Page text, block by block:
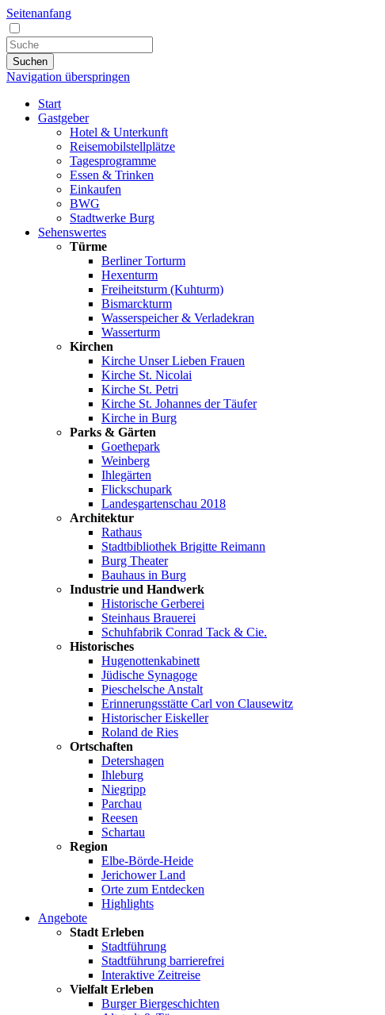
Seitenanfang
Suchen
Navigation überspringen
Start
Gastgeber
Hotel & Unterkunft
Reisemobilstellplätze
Tagesprogramme
Essen & Trinken
Einkaufen
BWG
Stadtwerke Burg
Sehenswertes
Türme
Berliner Torturm
Hexenturm
Freiheitsturm (Kuhturm)
Bismarckturm
Wasserspeicher & Verladekran
Wasserturm
Kirchen
Kirche Unser Lieben Frauen
Kirche St. Nicolai
Kirche St. Petri
Kirche St. Johannes der Täufer
Kirche in Burg
Parks & Gärten
Goethepark
Weinberg
Ihlegärten
Flickschupark
Landesgartenschau 2018
Architektur
Rathaus
Stadtbibliothek Brigitte Reimann
Burg Theater
Bauhaus in Burg
Industrie und Handwerk
Historische Gerberei
Steinhaus Brauerei
Schuhfabrik Conrad Tack & Cie.
Historisches
Hugenottenkabinett
Jüdische Synagoge
Pieschelsche Anstalt
Erinnerungsstätte Carl von Clausewitz
Historischer Eiskeller
Roland de Ries
Ortschaften
Detershagen
Ihleburg
Niegripp
Parchau
Reesen
Schartau
Region
Elbe-Börde-Heide
Jerichower Land
Orte zum Entdecken
Highlights
Angebote
Stadt Erleben
Stadtführung
Stadtführung barrierefrei
Interaktive Zeitreise
Vielfalt Erleben
Burger Biergeschichten